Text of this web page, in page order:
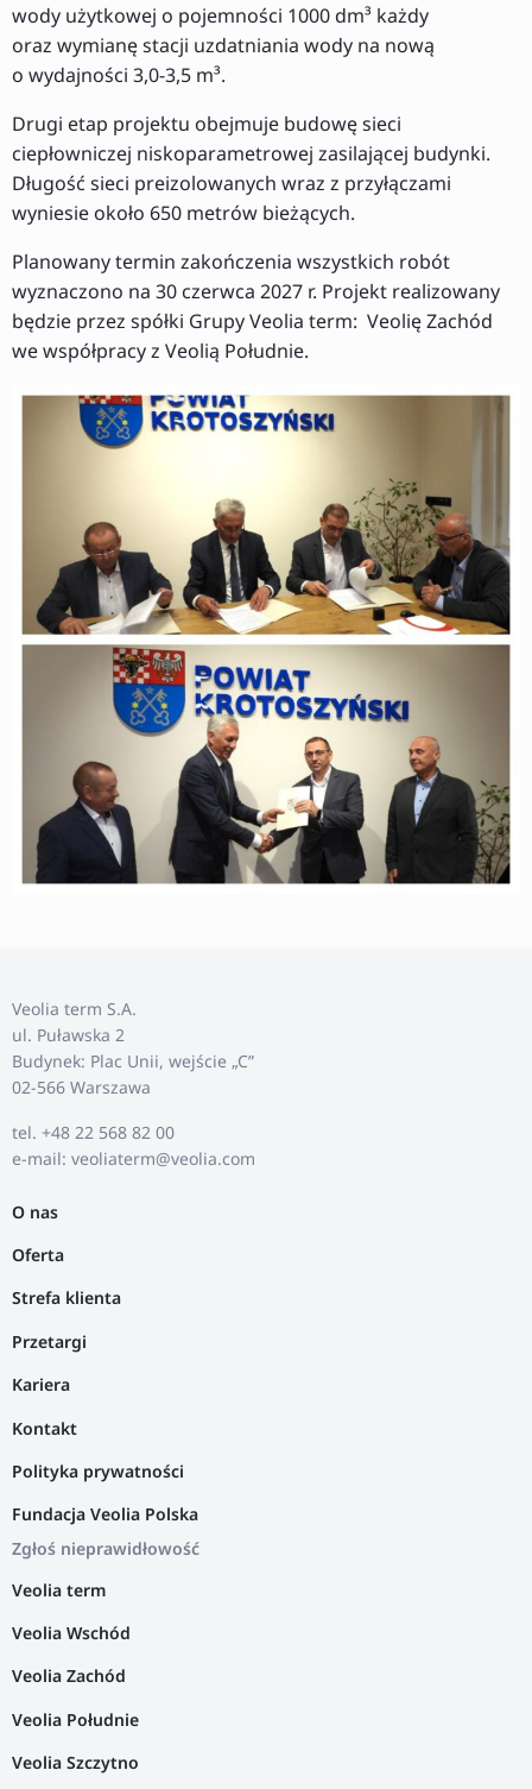
wody użytkowej o pojemności 1000 dm³ każdy
oraz wymianę stacji uzdatniania wody na nową
o wydajności 3,0-3,5 m³.
Drugi etap projektu obejmuje budowę sieci
ciepłowniczej niskoparametrowej zasilającej budynki.
Długość sieci preizolowanych wraz z przyłączami
wyniesie około 650 metrów bieżących.
Planowany termin zakończenia wszystkich robót
wyznaczono na 30 czerwca 2027 r. Projekt realizowany
będzie przez spółki Grupy Veolia term: Veolię Zachód
we współpracy z Veolią Południe.
Veolia term S.A.
ul. Puławska 2
Budynek: Plac Unii, wejście „C”
02-566 Warszawa
tel. +48 22 568 82 00
e-mail: veoliaterm@veolia.com
O nas
Oferta
Strefa klienta
Przetargi
Kariera
Kontakt
Polityka prywatności
Fundacja Veolia Polska
Zgłoś nieprawidłowość
Veolia term
Veolia Wschód
Veolia Zachód
Veolia Południe
Veolia Szczytno